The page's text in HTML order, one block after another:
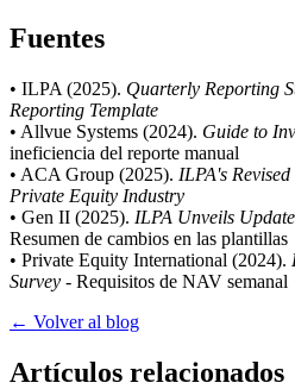
Fuentes
• ILPA (2025). Quarterly Reporting
Reporting Template
• Allvue Systems (2024). Guide to
ineficiencia del reporte manual
• ACA Group (2025). ILPA's
Private Equity Industry
• Gen II (2025). ILPA Unveils
Resumen de cambios en las plantillas
• Private Equity International (2024).
Survey - Requisitos de NAV semanal
← Volver al blog
Artículos relacionados